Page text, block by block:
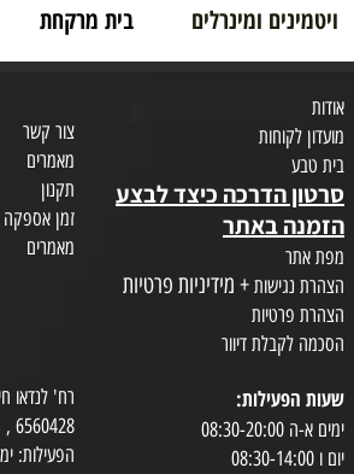
ויטמינים ומינרלים בית מרקחת
אודות
מועדון לקוחות
בית טבע
סרטון הדרכה כיצד לבצע
הזמנה באתר
מפת אתר
הצהרת נגישות + מידיניות פרטיות
הצהרת פרטיות
הסכמה לקבלת דיוור
צור קשר
מאמרים
תקנון
זמן אספקה
מאמרים
שעות הפעילות:
ימים א-ה 08:30-20:00
יום ו 08:30-14:00